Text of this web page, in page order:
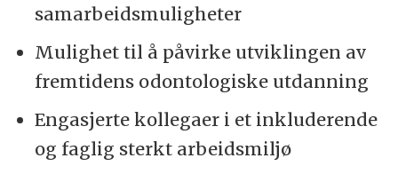
samarbeidsmuligheter
Mulighet til å påvirke utviklingen av
fremtidens odontologiske utdanning
Engasjerte kollegaer i et inkluderende
og faglig sterkt arbeidsmiljø